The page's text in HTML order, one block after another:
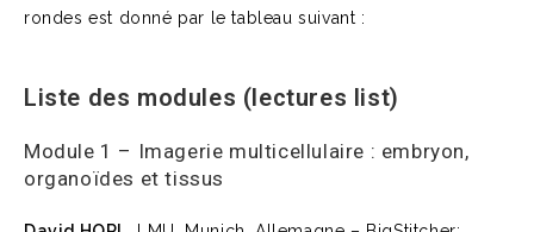
rondes est donné par le tableau suivant :
Liste des modules (lectures list)
Module 1 – Imagerie multicellulaire : embryon,
organoïdes et tissus